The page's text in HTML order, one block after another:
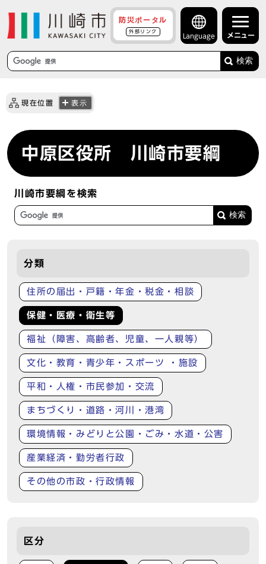
防災ポータル
外部リンク
Language メニュー
検索
現在位置 表示
中原区役所 川崎市要綱
川崎市要綱を検索
分類
住所の届出・戸籍・年金・税金・相談
保健・医療・衛生等
福祉（障害、高齢者、児童、一人親等）
文化・教育・青少年・スポーツ ・施設
平和・人権・市民参加・交流
まちづくり・道路・河川・港湾
環境情報・みどりと公園・ごみ・水道・公害
産業経済・勤労者行政
その他の市政・行政情報
区分